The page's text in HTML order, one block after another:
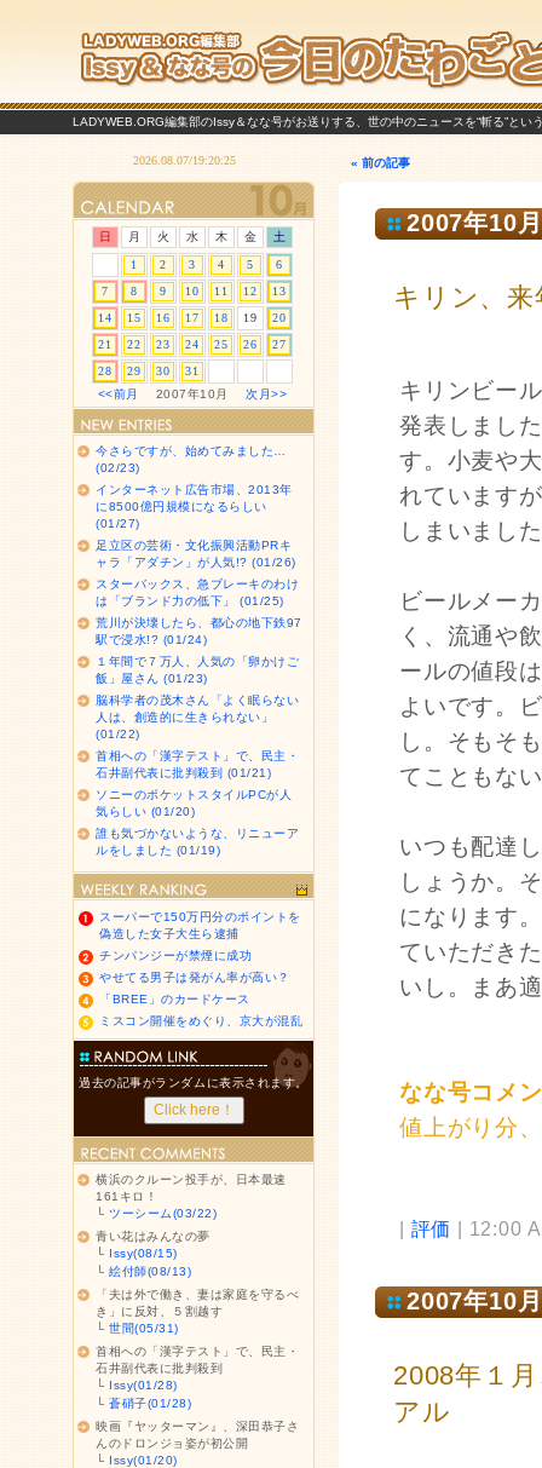
LADYWEB.ORG編集部のIssy＆なな号がお送りする、世の中のニュースを“斬る”と
« 前の記事
2007年10
キリン、
キリンビー
発表しまし
す。小麦や
れています
しまいまし
ビールメー
く、流通や
ールの値段
よいです。
し。そもそ
てこともな
いつも配達
しょうか。
になります
ていただき
いし。まあ
なな号コ
値上がり分
| 評価 | 12:00
2007年10
2008年１
アル
日 月 火 水 木 金 土
1 2 3 4 5
6
7
8 9 10 11 12
13
14
15 16 17 18 19
20
21
22 23 24 25 26
27
28
29 30
31
<<前月
2007年10月次月>>
今さらですが、始めてみました…
(02/23)
インターネット広告市場、2013年
に8500億円規模になるらしい
(01/27)
足立区の芸術・文化振興活動PRキ
ャラ「アダチン」が人気!? (01/26)
スターバックス、急ブレーキのわけ
は「ブランド力の低下」 (01/25)
荒川が決壊したら、都心の地下鉄97
駅で浸水!? (01/24)
１年間で７万人、人気の「卵かけご
飯」屋さん (01/23)
脳科学者の茂木さん「よく眠らない
人は、創造的に生きられない」
(01/22)
首相への「漢字テスト」で、民主・
石井副代表に批判殺到 (01/21)
ソニーのポケットスタイルPCが人
気らしい (01/20)
誰も気づかないような、リニューア
ルをしました (01/19)
スーパーで150万円分のポイントを
偽造した女子大生ら逮捕
チンパンジーが禁煙に成功
やせてる男子は発がん率が高い？
「BREE」のカードケース
ミスコン開催をめぐり、京大が混乱
過去の記事がランダムに表示されます。
横浜のクルーン投手が、日本最速
161キロ！
└ツーシーム(03/22)
青い花はみんなの夢
└ Issy(08/15)
└絵付師(08/13)
「夫は外で働き、妻は家庭を守るべ
き」に反対、５割越す
└世間(05/31)
首相への「漢字テスト」で、民主・
石井副代表に批判殺到
└ Issy(01/28)
└蒼硝子(01/28)
映画『ヤッターマン』、深田恭子さ
んのドロンジョ姿が初公開
└ Issy(01/20)